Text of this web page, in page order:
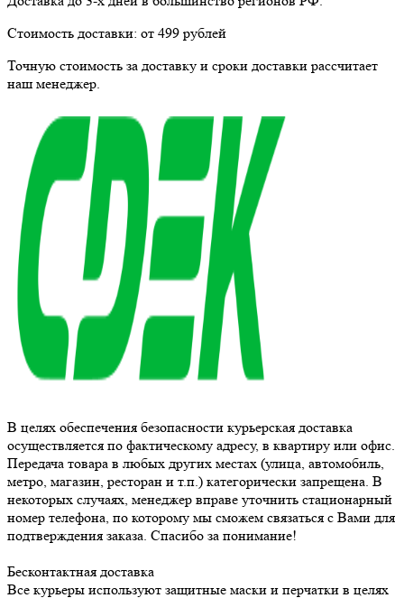
Стоимость доставки: от 499 рублей
Точную стоимость за доставку и сроки доставки рассчитает
наш менеджер.
В целях обеспечения безопасности курьерская доставка
осуществляется по фактическому адресу, в квартиру или офис.
Передача товара в любых других местах (улица, автомобиль,
метро, магазин, ресторан и т.п.) категорически запрещена. В
некоторых случаях, менеджер вправе уточнить стационарный
номер телефона, по которому мы сможем связаться с Вами для
подтверждения заказа. Спасибо за понимание!
Бесконтактная доставка
Все курьеры используют защитные маски и перчатки в целях